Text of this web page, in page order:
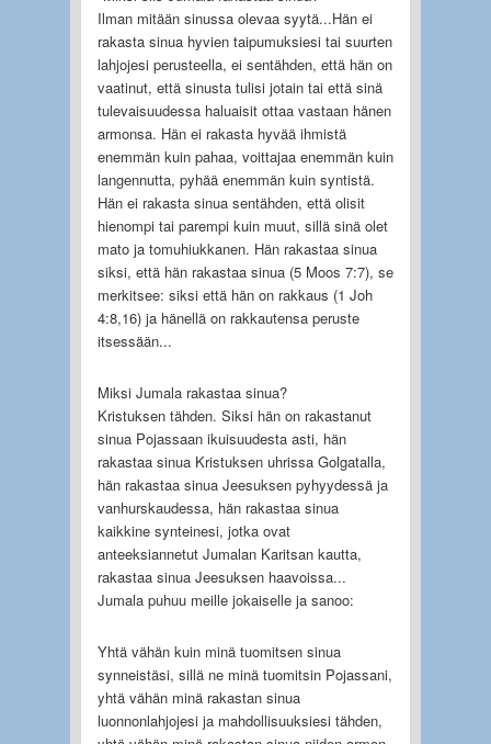
Ilman mitään sinussa olevaa syytä...Hän ei
rakasta sinua hyvien taipumuksiesi tai suurten
lahjojesi perusteella, ei sentähden, että hän on
vaatinut, että sinusta tulisi jotain tai että sinä
tulevaisuudessa haluaisit ottaa vastaan hänen
armonsa. Hän ei rakasta hyvää ihmistä
enemmän kuin pahaa, voittajaa enemmän kuin
langennutta, pyhää enemmän kuin syntistä.
Hän ei rakasta sinua sentähden, että olisit
hienompi tai parempi kuin muut, sillä sinä olet
mato ja tomuhiukkanen. Hän rakastaa sinua
siksi, että hän rakastaa sinua (5 Moos 7:7), se
merkitsee: siksi että hän on rakkaus (1 Joh
4:8,16) ja hänellä on rakkautensa peruste
itsessään...
Miksi Jumala rakastaa sinua?
Kristuksen tähden. Siksi hän on rakastanut
sinua Pojassaan ikuisuudesta asti, hän
rakastaa sinua Kristuksen uhrissa Golgatalla,
hän rakastaa sinua Jeesuksen pyhyydessä ja
vanhurskaudessa, hän rakastaa sinua
kaikkine synteinesi, jotka ovat
anteeksiannetut Jumalan Karitsan kautta,
rakastaa sinua Jeesuksen haavoissa...
Jumala puhuu meille jokaiselle ja sanoo:
Yhtä vähän kuin minä tuomitsen sinua
synneistäsi, sillä ne minä tuomitsin Pojassani,
yhtä vähän minä rakastan sinua
luonnonlahjojesi ja mahdollisuuksiesi tähden,